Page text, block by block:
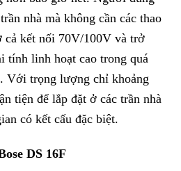
nhà mà không cần các thao
cả kết nối 70V/100V và trở
tính linh hoạt cao trong quá
Với trọng lượng chỉ khoảng
tiện để lắp đặt ở các trần nhà
có kết cấu đặc biệt.
DS 16F